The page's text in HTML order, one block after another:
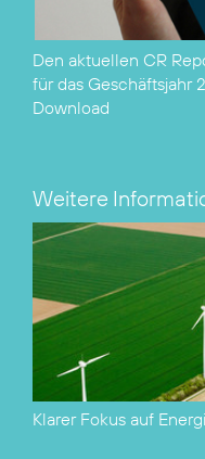
Den aktuellen CR
für das Geschäftsjahr
Download
Weitere
Klarer Fokus auf